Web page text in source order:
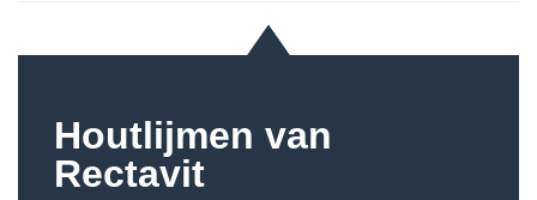
Houtlijmen van
Rectavit